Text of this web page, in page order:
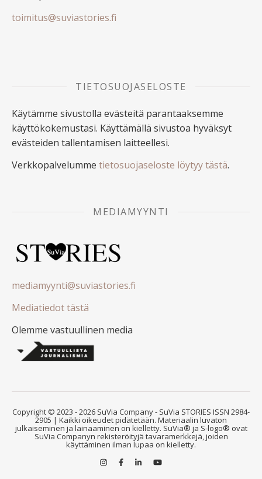
toimitus@suviastories.fi
TIETOSUOJASELOSTE
Käytämme sivustolla evästeitä parantaaksemme
käyttökokemustasi. Käyttämällä sivustoa hyväksyt
evästeiden tallentamisen laitteellesi.
Verkkopalvelumme tietosuojaseloste löytyy tästä.
MEDIAMYYNTI
mediamyynti@suviastories.fi
Mediatiedot tästä
Olemme vastuullinen media
Copyright © 2023 - 2026 SuVia Company - SuVia STORIES ISSN 2984-
2905 | Kaikki oikeudet pidätetään. Materiaalin luvaton
julkaiseminen ja lainaaminen on kielletty. SuVia® ja S-logo® ovat
SuVia Companyn rekisteröityjä tavaramerkkejä, joiden
käyttäminen ilman lupaa on kielletty.